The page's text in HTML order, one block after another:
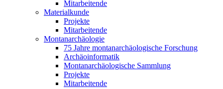
Mitarbeitende
Materialkunde
Projekte
Mitarbeitende
Montanarchäologie
75 Jahre montanarchäologische Forschung
Archäoinformatik
Montanarchäologische Sammlung
Projekte
Mitarbeitende